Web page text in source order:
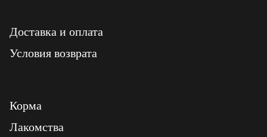
Доставка и оплата
Условия возврата
Корма
Лакомства